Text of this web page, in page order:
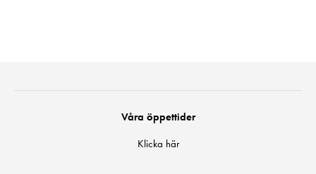
Våra öppettider
Klicka här